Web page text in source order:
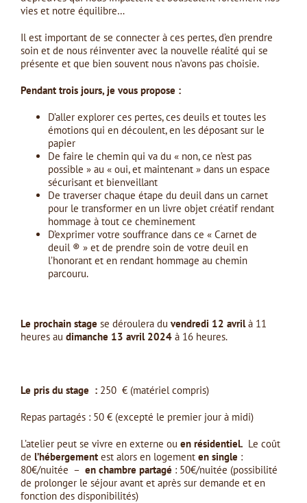
vies et notre équilibre…
Il est important de se connecter à ces pertes, d’en prendre
soin et de nous réinventer avec la nouvelle réalité qui se
présente et que bien souvent nous n’avons pas choisie.
Pendant trois jours, je vous propose :
D’aller explorer ces pertes, ces deuils et toutes les
émotions qui en découlent, en les déposant sur le
papier
De faire le chemin qui va du « non, ce n’est pas
possible » au « oui, et maintenant » dans un espace
sécurisant et bienveillant
De traverser chaque étape du deuil dans un carnet
pour le transformer en un livre objet créatif rendant
hommage à tout ce cheminement
D’exprimer votre souffrance dans ce « Carnet de
deuil ® » et de prendre soin de votre deuil en
l’honorant et en rendant hommage au chemin
parcouru.
Le prochain stage se déroulera du vendredi 12 avrilà 11
heures au dimanche 13 avril 2024à 16 heures.
Le pris du stage :250 € (matériel compris)
Repas partagés : 50 € (excepté le premier jour à midi)
L’atelier peut se vivre en externe ou en résidentiel. Le coût
de l’hébergementest alors en logementen single :
80€/nuitée – en chambre partagé : 50€/nuitée (possibilité
de prolonger le séjour avant et après sur demande et en
fonction des disponibilités)